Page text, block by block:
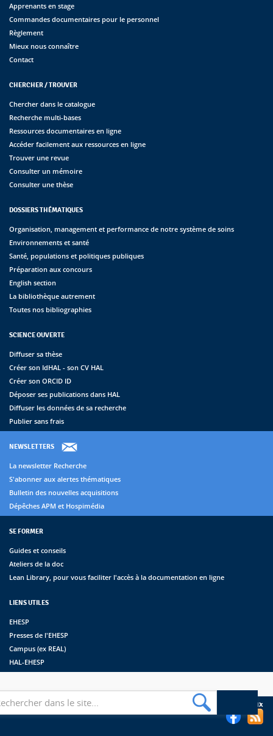
Apprenants en stage
Commandes documentaires pour le personnel
Règlement
Mieux nous connaître
Contact
CHERCHER / TROUVER
Chercher dans le catalogue
Recherche multi-bases
Ressources documentaires en ligne
Accéder facilement aux ressources en ligne
Trouver une revue
Consulter un mémoire
Consulter une thèse
DOSSIERS THÉMATIQUES
Organisation, management et performance de notre système de soins
Environnements et santé
Santé, populations et politiques publiques
Préparation aux concours
English section
La bibliothèque autrement
Toutes nos bibliographies
SCIENCE OUVERTE
Diffuser sa thèse
Créer son IdHAL - son CV HAL
Créer son ORCID ID
Déposer ses publications dans HAL
Diffuser les données de sa recherche
Publier sans frais
NEWSLETTERS
La newsletter Recherche
S'abonner aux alertes thématiques
Bulletin des nouvelles acquisitions
Dépêches APM et Hospimédia
SE FORMER
Guides et conseils
Ateliers de la doc
Lean Library, pour vous faciliter l'accès à la documentation en ligne
LIENS UTILES
EHESP
Presses de l'EHESP
Campus (ex REAL)
HAL-EHESP
Suivez les bibliothèques de l'EHESP sur les réseaux sociaux